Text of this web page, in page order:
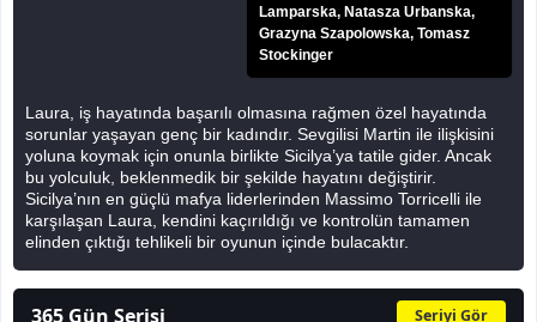
Lamparska, Natasza Urbanska,
Grazyna Szapolowska, Tomasz
Stockinger
Laura, iş hayatında başarılı olmasına rağmen özel hayatında
sorunlar yaşayan genç bir kadındır. Sevgilisi Martin ile ilişkisini
yoluna koymak için onunla birlikte Sicilya’ya tatile gider. Ancak
bu yolculuk, beklenmedik bir şekilde hayatını değiştirir.
Sicilya’nın en güçlü mafya liderlerinden Massimo Torricelli ile
karşılaşan Laura, kendini kaçırıldığı ve kontrolün tamamen
elinden çıktığı tehlikeli bir oyunun içinde bulacaktır.
365 Gün Serisi Seriyi Gör